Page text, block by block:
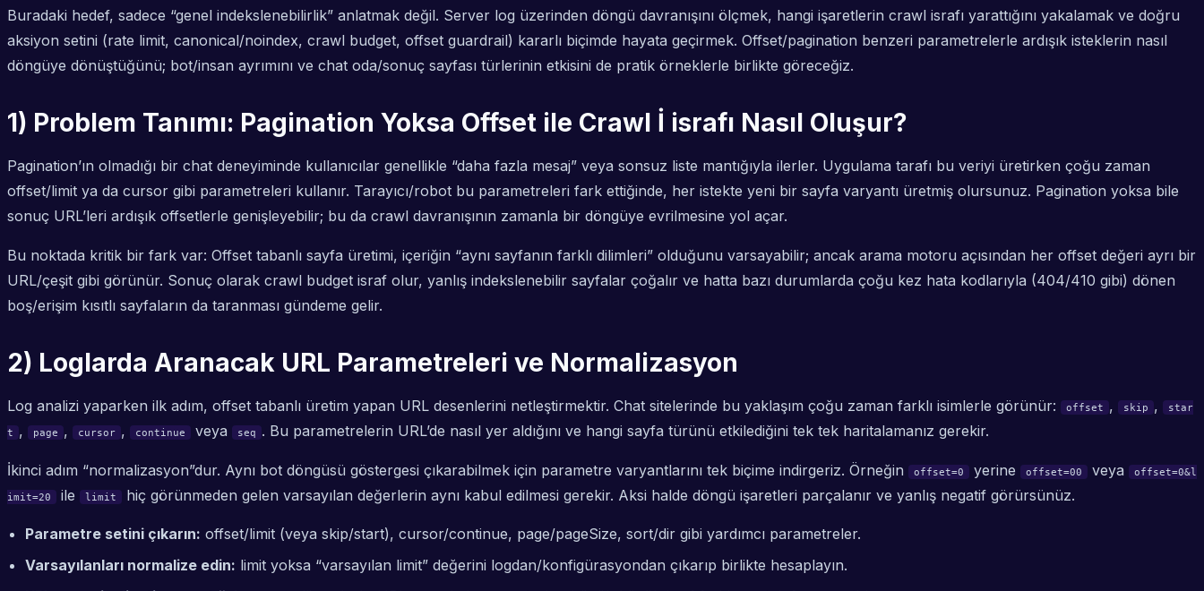
Buradaki hedef, sadece “genel indekslenebilirlik” anlatmak değil. Server log üzerinden döngü davranışını ölçmek, hangi işaretlerin crawl israfı yarattığını yakalamak ve doğru
aksiyon setini (rate limit, canonical/noindex, crawl budget, offset guardrail) kararlı biçimde hayata geçirmek. Offset/pagination benzeri parametrelerle ardışık isteklerin nasıl
döngüye dönüştüğünü; bot/insan ayrımını ve chat oda/sonuç sayfası türlerinin etkisini de pratik örneklerle birlikte göreceğiz.
1) Problem Tanımı: Pagination Yoksa Offset ile Crawl İ israfı Nasıl Oluşur?
Pagination’ın olmadığı bir chat deneyiminde kullanıcılar genellikle “daha fazla mesaj” veya sonsuz liste mantığıyla ilerler. Uygulama tarafı bu veriyi üretirken çoğu zaman
offset/limit ya da cursor gibi parametreleri kullanır. Tarayıcı/robot bu parametreleri fark ettiğinde, her istekte yeni bir sayfa varyantı üretmiş olursunuz. Pagination yoksa bile
sonuç URL’leri ardışık offsetlerle genişleyebilir; bu da crawl davranışının zamanla bir döngüye evrilmesine yol açar.
Bu noktada kritik bir fark var: Offset tabanlı sayfa üretimi, içeriğin “aynı sayfanın farklı dilimleri” olduğunu varsayabilir; ancak arama motoru açısından her offset değeri ayrı bir
URL/çeşit gibi görünür. Sonuç olarak crawl budget israf olur, yanlış indekslenebilir sayfalar çoğalır ve hatta bazı durumlarda çoğu kez hata kodlarıyla (404/410 gibi) dönen
boş/erişim kısıtlı sayfaların da taranması gündeme gelir.
2) Loglarda Aranacak URL Parametreleri ve Normalizasyon
Log analizi yaparken ilk adım, offset tabanlı üretim yapan URL desenlerini netleştirmektir. Chat sitelerinde bu yaklaşım çoğu zaman farklı isimlerle görünür: offset , skip , star
t , page , cursor , continue veya seq . Bu parametrelerin URL’de nasıl yer aldığını ve hangi sayfa türünü etkilediğini tek tek haritalamanız gerekir.
İkinci adım “normalizasyon”dur. Aynı bot döngüsü göstergesi çıkarabilmek için parametre varyantlarını tek biçime indirgeriz. Örneğin offset=0 yerine offset=00 veya offset=0&l
imit=20 ile limit hiç görünmeden gelen varsayılan değerlerin aynı kabul edilmesi gerekir. Aksi halde döngü işaretleri parçalanır ve yanlış negatif görürsünüz.
Parametre setini çıkarın: offset/limit (veya skip/start), cursor/continue, page/pageSize, sort/dir gibi yardımcı parametreler.
Varsayılanları normalize edin: limit yoksa “varsayılan limit” değerini logdan/konfigürasyondan çıkarıp birlikte hesaplayın.